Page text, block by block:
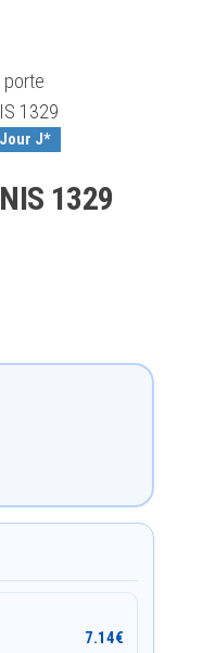
porte
1329
J*
1329
7.14€